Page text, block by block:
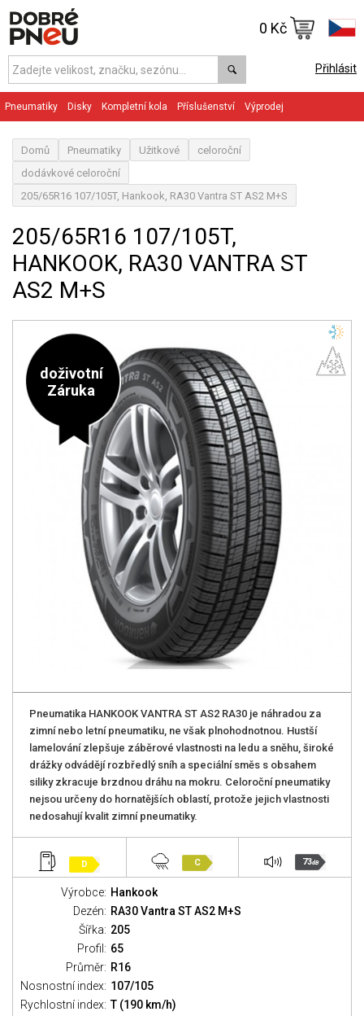
Přihlásit
0 Kč
Pneumatiky Disky Kompletní kola Příslušenství Výprodej
Domů Pneumatiky Užitkové
celoroční
dodávkové celoroční
205/65R16 107/105T, Hankook, RA30 Vantra ST AS2 M+S
205/65R16 107/105T,
HANKOOK, RA30 VANTRA ST
AS2 M+S
doživotní
Záruka
Pneumatika HANKOOK VANTRA ST AS2 RA30 je náhradou za
zimní nebo letní pneumatiku, ne však plnohodnotnou. Hustší
lamelování zlepšuje záběrové vlastnosti na ledu a sněhu, široké
drážky odvádějí rozbředlý sníh a speciální směs s obsahem
siliky zkracuje brzdnou dráhu na mokru. Celoroční pneumatiky
nejsou určeny do hornatějších oblastí, protože jejich vlastnosti
nedosahují kvalit zimní pneumatiky.
D C 73dB
Výrobce: Hankook
Dezén: RA30 Vantra ST AS2 M+S
Šířka: 205
Profil: 65
Průměr: R16
Nosnostní index: 107/105
Rychlostní index: T (190 km/h)